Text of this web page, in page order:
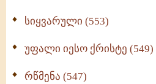
სიყვარული (553)
უფალი იესო ქრისტე (549)
რწმენა (547)